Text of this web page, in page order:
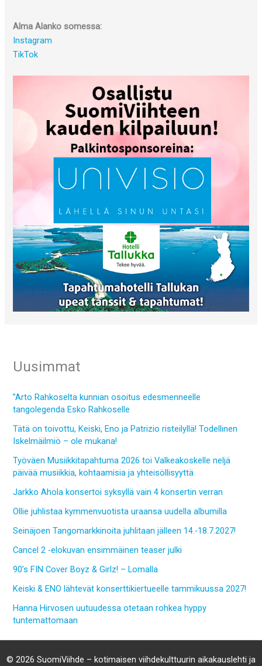
Alma Alanko somessa:
Instagram
TikTok
Uusimmat
”Arto Rahkoselta kunnian osoitus edesmenneelle
tangolegenda Esko Rahkoselle
Tätä on toivottu, Keiski, Eno ja Patrizio risteilyllä! Todellinen
Iskelmäilmiö – ole mukana!
Työväen Musiikkitapahtuma 2026 toi Valkeakoskelle neljä
päivää musiikkia, kohtaamisia ja yhteisöllisyyttä
Jarkko Ahola konsertoi syksyllä vain 4 konsertin verran
Ollie juhlistaa kymmenvuotista uraansa uudella albumilla
Seinäjoen Tangomarkkinoita juhlitaan jälleen 14.-18.7.2027!
Cancel 2 -elokuvan ensimmäinen teaser julki
90’s FIN Cover Boyz & Girlz! – Lomalla
Keiski & ENO lähtevät konserttikiertueelle tammikuussa 2027!
Hanna Hirvosen uutuudessa otetaan rohkea hyppy
tuntemattomaan
© 2026 SuomiViihde – kotimaisen viihdekulttuurin aikakauslehti ja